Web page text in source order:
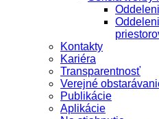
Kontakty
Kariéra
Transparentnosť
Verejné
Publikácie
Aplikácie